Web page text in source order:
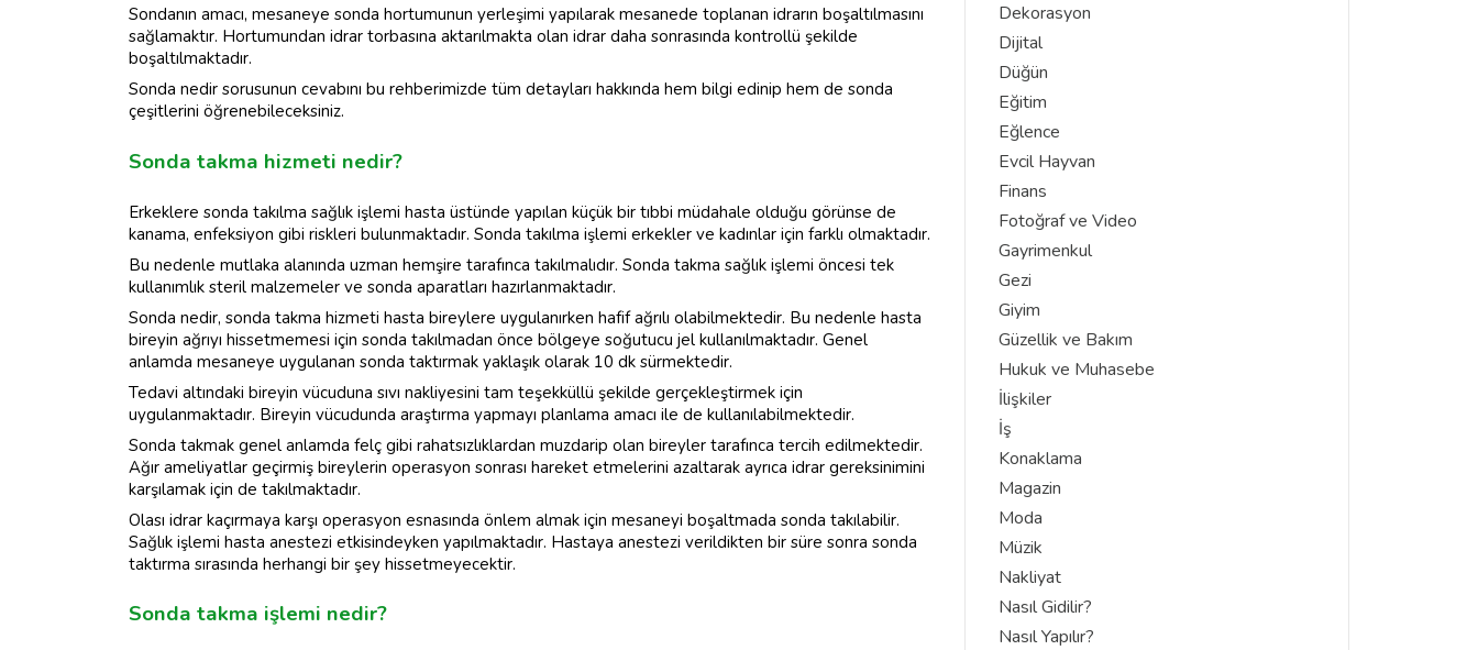
Sondanın amacı, mesaneye sonda hortumunun yerleşimi yapılarak mesanede toplanan idrarın boşaltılmasını
sağlamaktır. Hortumundan idrar torbasına aktarılmakta olan idrar daha sonrasında kontrollü şekilde
boşaltılmaktadır.
Sonda nedir sorusunun cevabını bu rehberimizde tüm detayları hakkında hem bilgi edinip hem de sonda
çeşitlerini öğrenebileceksiniz.
Sonda takma hizmeti nedir?
Erkeklere sonda takılma sağlık işlemi hasta üstünde yapılan küçük bir tıbbi müdahale olduğu görünse de
kanama, enfeksiyon gibi riskleri bulunmaktadır. Sonda takılma işlemi erkekler ve kadınlar için farklı olmaktadır.
Bu nedenle mutlaka alanında uzman hemşire tarafınca takılmalıdır. Sonda takma sağlık işlemi öncesi tek
kullanımlık steril malzemeler ve sonda aparatları hazırlanmaktadır.
Sonda nedir, sonda takma hizmeti hasta bireylere uygulanırken hafif ağrılı olabilmektedir. Bu nedenle hasta
bireyin ağrıyı hissetmemesi için sonda takılmadan önce bölgeye soğutucu jel kullanılmaktadır. Genel
anlamda mesaneye uygulanan sonda taktırmak yaklaşık olarak 10 dk sürmektedir.
Tedavi altındaki bireyin vücuduna sıvı nakliyesini tam teşekküllü şekilde gerçekleştirmek için
uygulanmaktadır. Bireyin vücudunda araştırma yapmayı planlama amacı ile de kullanılabilmektedir.
Sonda takmak genel anlamda felç gibi rahatsızlıklardan muzdarip olan bireyler tarafınca tercih edilmektedir.
Ağır ameliyatlar geçirmiş bireylerin operasyon sonrası hareket etmelerini azaltarak ayrıca idrar gereksinimini
karşılamak için de takılmaktadır.
Olası idrar kaçırmaya karşı operasyon esnasında önlem almak için mesaneyi boşaltmada sonda takılabilir.
Sağlık işlemi hasta anestezi etkisindeyken yapılmaktadır. Hastaya anestezi verildikten bir süre sonra sonda
taktırma sırasında herhangi bir şey hissetmeyecektir.
Sonda takma işlemi nedir?
Dekorasyon
Dijital
Düğün
Eğitim
Eğlence
Evcil Hayvan
Finans
Fotoğraf ve Video
Gayrimenkul
Gezi
Giyim
Güzellik ve Bakım
Hukuk ve Muhasebe
İlişkiler
İş
Konaklama
Magazin
Moda
Müzik
Nakliyat
Nasıl Gidilir?
Nasıl Yapılır?